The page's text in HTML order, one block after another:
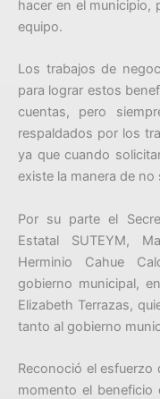
hacer en el municipio,
equipo.
Los trabajos de
para lograr estos
cuentas, pero
respaldados por los
ya que cuando
existe la manera de
Por su parte el
Estatal SUTEYM,
Herminio Cahue
gobierno municipal,
Elizabeth Terrazas,
tanto al gobierno
Reconoció el
momento el beneficio